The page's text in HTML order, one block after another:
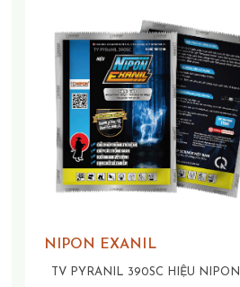
NIPON EXANIL
TV PYRANIL 390SC HIỆU NIPON